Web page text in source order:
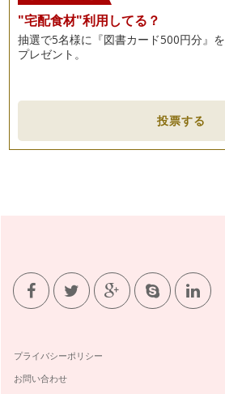
"宅配食材"利用してる？
抽選で5名様に『図書カード500円分』を
プレゼント。
投票する
プライバシーポリシー
お問い合わせ